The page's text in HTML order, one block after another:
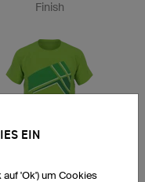
Finish
EIN
'Ok') um Cookies